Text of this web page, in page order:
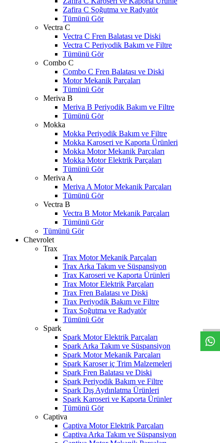
Zafira C Soğutma ve Radyatör
Tümünü Gör
Vectra C
Vectra C Fren Balatası ve Diski
Vectra C Periyodik Bakım ve Filtre
Tümünü Gör
Combo C
Combo C Fren Balatası ve Diski
Motor Mekanik Parçaları
Tümünü Gör
Meriva B
Meriva B Periyodik Bakım ve Filtre
Tümünü Gör
Mokka
Mokka Periyodik Bakım ve Filtre
Mokka Karoseri ve Kaporta Ürünleri
Mokka Motor Mekanik Parçaları
Mokka Motor Elektrik Parçaları
Tümünü Gör
Meriva A
Meriva A Motor Mekanik Parçaları
Tümünü Gör
Vectra B
Vectra B Motor Mekanik Parçaları
Tümünü Gör
Tümünü Gör
Chevrolet
Trax
Trax Motor Mekanik Parçaları
Trax Arka Takım ve Süspansiyon
Trax Karoseri ve Kaporta Ürünleri
Trax Motor Elektrik Parçaları
Trax Fren Balatası ve Diski
Trax Periyodik Bakım ve Filtre
Trax Soğutma ve Radyatör
Tümünü Gör
Spark
Spark Motor Elektrik Parçaları
Spark Arka Takım ve Süspansiyon
Spark Motor Mekanik Parçaları
Spark Karoser iç Trim Malzemeleri
Spark Fren Balatası ve Diski
Spark Periyodik Bakım ve Filtre
Spark Dış Aydınlatma Ürünleri
Spark Karoseri ve Kaporta Ürünler
Tümünü Gör
Captiva
Captiva Motor Elektrik Parçaları
Captiva Arka Takım ve Süspansiyon